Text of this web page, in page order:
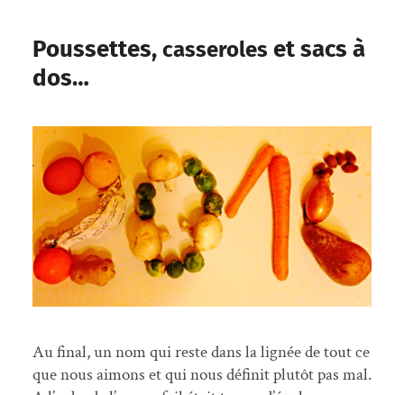
Poussettes, casseroles et sacs à
dos…
Au final, un nom qui reste dans la lignée de tout ce
que nous aimons et qui nous définit plutôt pas mal.